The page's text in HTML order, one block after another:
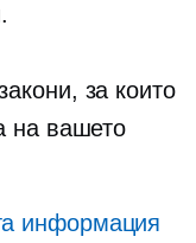
за които
на вашето
информация